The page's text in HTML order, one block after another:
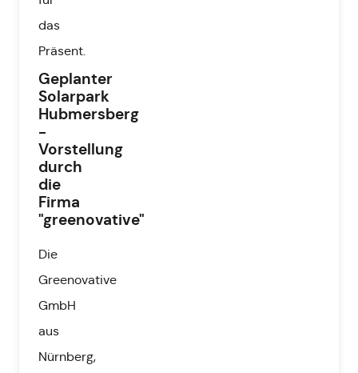
das
Präsent.
Geplanter
Solarpark
Hubmersberg
-
Vorstellung
durch
die
Firma
"greenovative"
Die
Greenovative
GmbH
aus
Nürnberg,